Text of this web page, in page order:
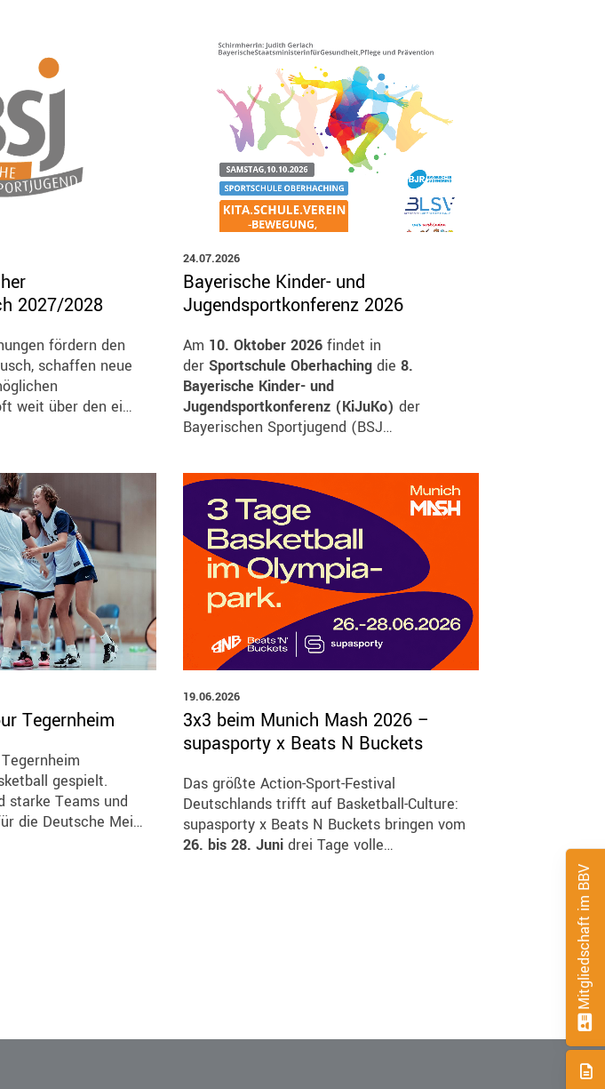
2027/2028
fördern den
schaffen neue
weit über den ei…
24.07.2026
Bayerische Kinder- und
Jugendsportkonferenz 2026
Am 10. Oktober 2026findet in
derSportschule Oberhachingdie 8.
Bayerische Kinder- und
Jugendsportkonferenz (KiJuKo) der
Bayerischen Sportjugend (BSJ…
Tegernheim
gespielt.
starke Teams und
die Deutsche Mei…
19.06.2026
3x3 beim Munich Mash 2026 –
supasporty x Beats N Buckets
Das größte Action-Sport-Festival
Deutschlands trifft auf Basketball-Culture:
supasporty x Beats N Buckets bringen vom
26. bis 28. Junidrei Tage volle…
Mitgliedschaft im BBV